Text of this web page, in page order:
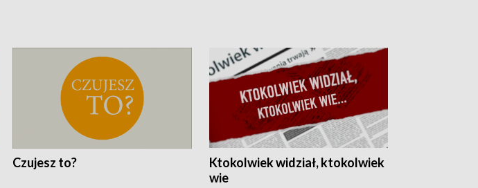
Czujesz to?
Ktokolwiek widział, ktokolwiek
wie